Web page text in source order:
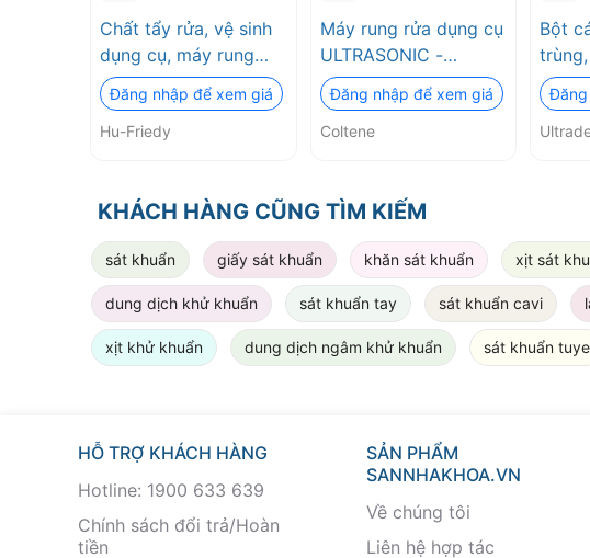
Chất tẩy rửa, vệ sinh
dụng cụ, máy rung
siêu âm và bôi trơn,
loại bỏ gỉ sét Hu-
Friedy
Đăng nhập để xem giá
Hu-Friedy
Máy rung rửa dụng cụ
ULTRASONIC -
Ultrasonic Cleaner
Đăng nhập để xem giá
Coltene
Bột
Đăng
KHÁCH HÀNG CŨNG TÌM KIẾM
sát khuẩn giấy sát khuẩn khăn sát khuẩn xịt sát
dung dịch khử khuẩn sát khuẩn tay sát khuẩn cavi
xịt khử khuẩn dung dịch ngâm khử khuẩn sát khuẩn tuye
HỖ TRỢ KHÁCH HÀNG
Hotline: 1900 633 639
Chính sách đổi trả/Hoàn
tiền
SẢN PHẨM
SANNHAKHOA.VN
Về chúng tôi
Liên hệ hợp tác